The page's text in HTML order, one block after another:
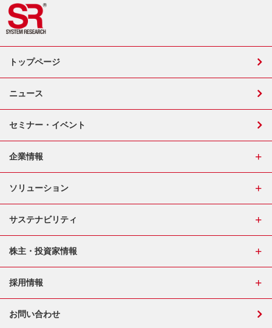
トップページ
ニュース
セミナー・イベント
企業情報
ソリューション
サステナビリティ
株主・投資家情報
採用情報
お問い合わせ